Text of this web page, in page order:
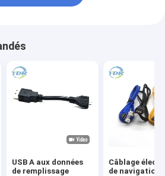
USB A aux données
de remplissage
Câblage
de navigation